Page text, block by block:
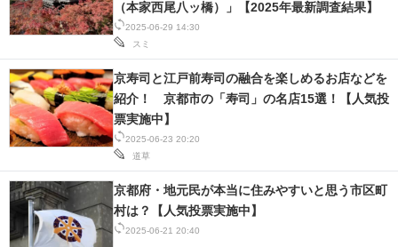
2025-06-29 14:30
スミ
（本家西尾八ッ橋）」【2025年最新調査結果】
2025-06-23 20:20
道草
京寿司と江戸前寿司の融合を楽しめるお店などを
紹介！ 京都市の「寿司」の名店15選！【人気投
票実施中】
2025-06-21 20:40
京都府・地元民が本当に住みやすいと思う市区町
村は？【人気投票実施中】